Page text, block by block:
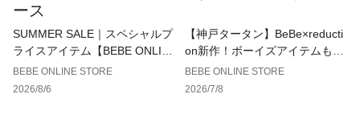
※柄の出方は生地の裁断により一点一点異なります。
※肩開きのスナップボタンあり。
26春夏 男の子アイテム
ース
SUMMER SALE｜スペシャルプ
ライスアイテム【BEBE ONLIN
E STORE】
BEBE ONLINE STORE
2026/8/6
【神戸タータン】BeBe×reducti
on新作！ボーイズアイテムも新
登場！
BEBE ONLINE STORE
2026/7/8